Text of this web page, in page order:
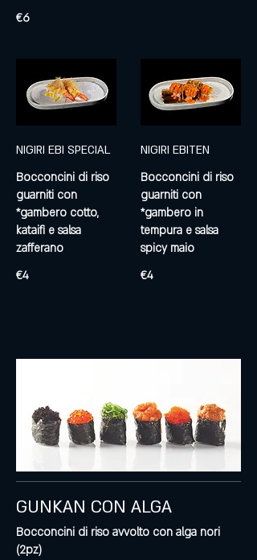
€6
NIGIRI EBI SPECIAL
Bocconcini di riso
guarniti con
*gambero cotto,
kataifi e salsa
zafferano
€4
NIGIRI EBITEN
Bocconcini di riso
guarniti con
*gambero in
tempura e salsa
spicy maio
€4
GUNKAN CON ALGA
Bocconcini di riso avvolto con alga nori
(2pz)